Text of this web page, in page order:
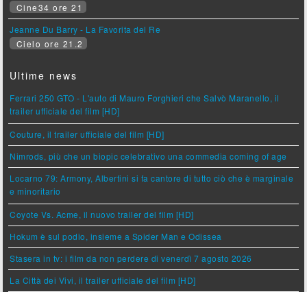
Cine34 ore 21
Jeanne Du Barry - La Favorita del Re
Cielo ore 21.2
Ultime news
Ferrari 250 GTO - L'auto di Mauro Forghieri che Salvò Maranello, il
trailer ufficiale del film [HD]
Couture, il trailer ufficiale del film [HD]
Nimrods, più che un biopic celebrativo una commedia coming of age
Locarno 79: Armony, Albertini si fa cantore di tutto ciò che è marginale
e minoritario
Coyote Vs. Acme, il nuovo trailer del film [HD]
Hokum è sul podio, insieme a Spider Man e Odissea
Stasera in tv: i film da non perdere di venerdì 7 agosto 2026
La Città dei Vivi, il trailer ufficiale del film [HD]